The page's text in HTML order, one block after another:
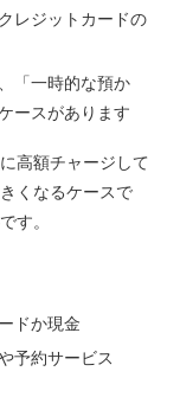
レジットカードの
「一時的な預か
ースがあります
高額チャージして
くなるケースで
す。
ドか現金
予約サービス